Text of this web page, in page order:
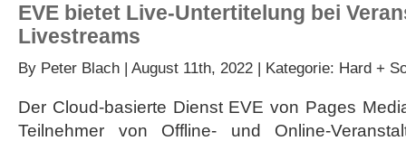
EVE bietet Live-Untertitelung bei
Livestreams
By Peter Blach | August 11th, 2022 | Kategorie: Hard +
Der Cloud-basierte Dienst EVE von Pages
Teilnehmer von Offline- und Online-